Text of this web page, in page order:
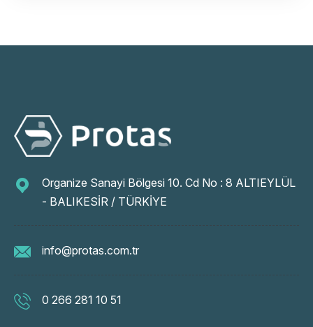
Organize Sanayi Bölgesi 10. Cd No : 8 ALTIEYLÜL
- BALIKESİR / TÜRKİYE
info@protas.com.tr
0 266 281 10 51